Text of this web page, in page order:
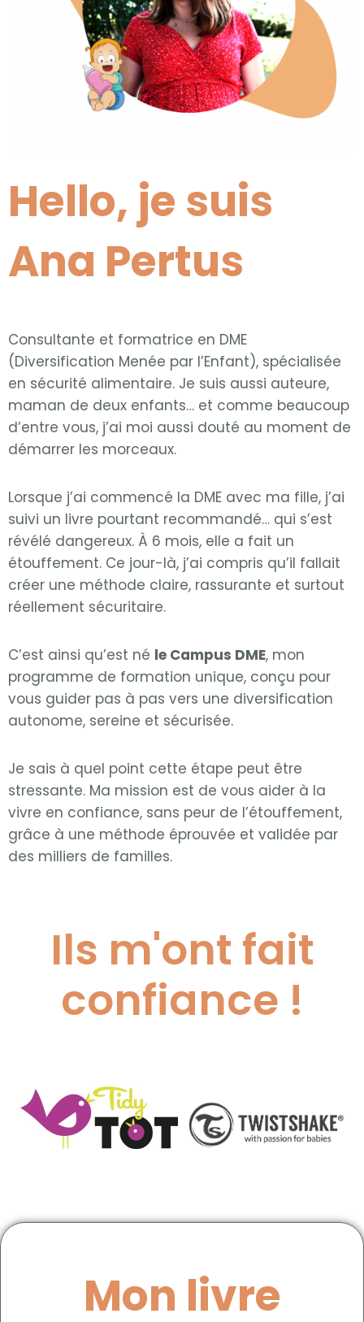
Hello, je suis
Ana Pertus
Consultante et formatrice en DME
(Diversification Menée par l’Enfant), spécialisée
en sécurité alimentaire. Je suis aussi auteure,
maman de deux enfants… et comme beaucoup
d’entre vous, j’ai moi aussi douté au moment de
démarrer les morceaux.
Lorsque j’ai commencé la DME avec ma fille, j’ai
suivi un livre pourtant recommandé… qui s’est
révélé dangereux. À 6 mois, elle a fait un
étouffement. Ce jour-là, j’ai compris qu’il fallait
créer une méthode claire, rassurante et surtout
réellement sécuritaire.
C’est ainsi qu’est né le Campus DME, mon
programme de formation unique, conçu pour
vous guider pas à pas vers une diversification
autonome, sereine et sécurisée.
Je sais à quel point cette étape peut être
stressante. Ma mission est de vous aider à la
vivre en confiance, sans peur de l’étouffement,
grâce à une méthode éprouvée et validée par
des milliers de familles.
Ils m'ont fait
confiance !
Mon livre